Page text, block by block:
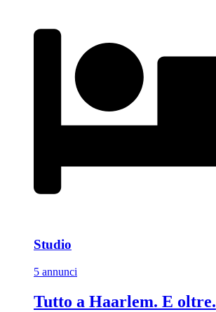
Studio
5 annunci
Tutto a Haarlem. E oltre.